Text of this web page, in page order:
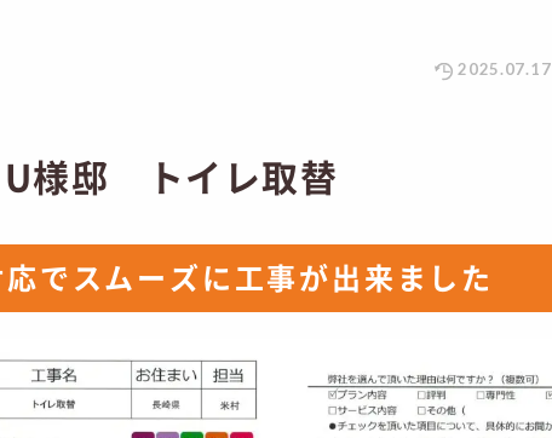
2025.07.17
様邸 トイレ取替
でスムーズに工事が出来ました